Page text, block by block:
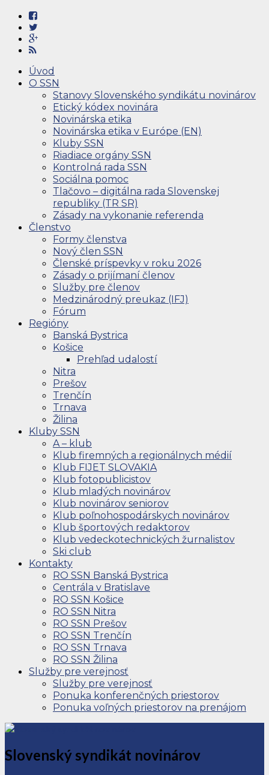
Úvod
O SSN
Stanovy Slovenského syndikátu novinárov
Etický kódex novinára
Novinárska etika
Novinárska etika v Európe (EN)
Kluby SSN
Riadiace orgány SSN
Kontrolná rada SSN
Sociálna pomoc
Tlačovo – digitálna rada Slovenskej
republiky (TR SR)
Zásady na vykonanie referenda
Členstvo
Formy členstva
Nový člen SSN
Členské príspevky v roku 2026
Zásady o prijímaní členov
Služby pre členov
Medzinárodný preukaz (IFJ)
Fórum
Regióny
Banská Bystrica
Košice
Prehľad udalostí
Nitra
Prešov
Trenčín
Trnava
Žilina
Kluby SSN
A – klub
Klub firemných a regionálnych médií
Klub FIJET SLOVAKIA
Klub fotopublicistov
Klub mladých novinárov
Klub novinárov seniorov
Klub poľnohospodárskych novinárov
Klub športových redaktorov
Klub vedeckotechnických žurnalistov
Ski club
Kontakty
RO SSN Banská Bystrica
Centrála v Bratislave
RO SSN Košice
RO SSN Nitra
RO SSN Prešov
RO SSN Trenčín
RO SSN Trnava
RO SSN Žilina
Služby pre verejnosť
Služby pre verejnosť
Ponuka konferenčných priestorov
Ponuka voľných priestorov na prenájom
Slovenský syndikát novinárov